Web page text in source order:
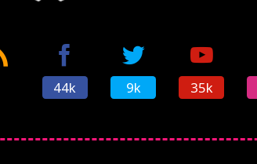
44k 9k 35k